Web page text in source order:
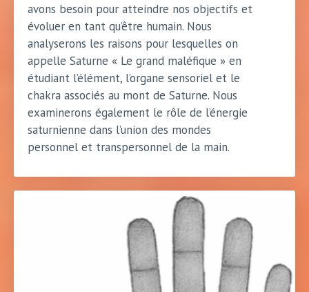
avons besoin pour atteindre nos objectifs et
évoluer en tant qu’être humain. Nous
analyserons les raisons pour lesquelles on
appelle Saturne « Le grand maléfique » en
étudiant l’élément, l’organe sensoriel et le
chakra associés au mont de Saturne. Nous
examinerons également le rôle de l’énergie
saturnienne dans l’union des mondes
personnel et transpersonnel de la main.